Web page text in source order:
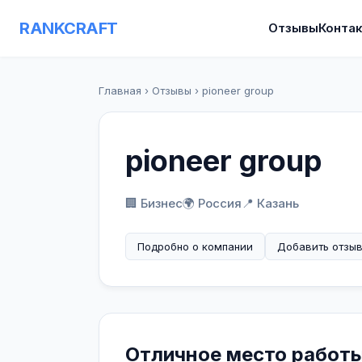
RANKCRAFT Отзывы
Главная › Отзывы › pioneer group
pioneer group
🏢 Бизнес🌍 Россия📍 Казань
Подробно о компании Добавить отзыв
Отличное место